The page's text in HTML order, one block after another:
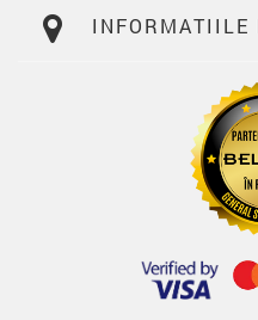
INFORMATIILE